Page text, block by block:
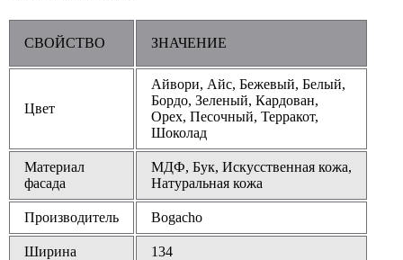
СВОЙСТВО ЗНАЧЕНИЕ
Цвет
Айвори, Айс, Бежевый, Белый,
Бордо, Зеленый, Кардован,
Орех, Песочный, Терракот,
Шоколад
Материал
фасада
МДФ, Бук, Искусственная кожа,
Натуральная кожа
Производитель Bogacho
Ширина 134